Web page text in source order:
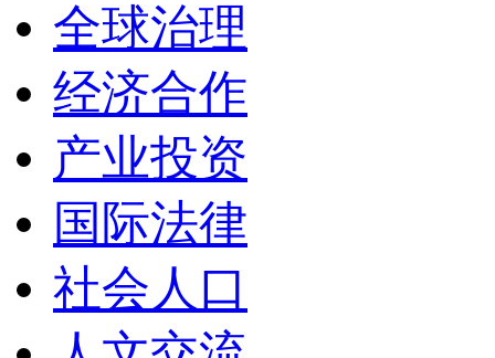
全球治理
经济合作
产业投资
国际法律
社会人口